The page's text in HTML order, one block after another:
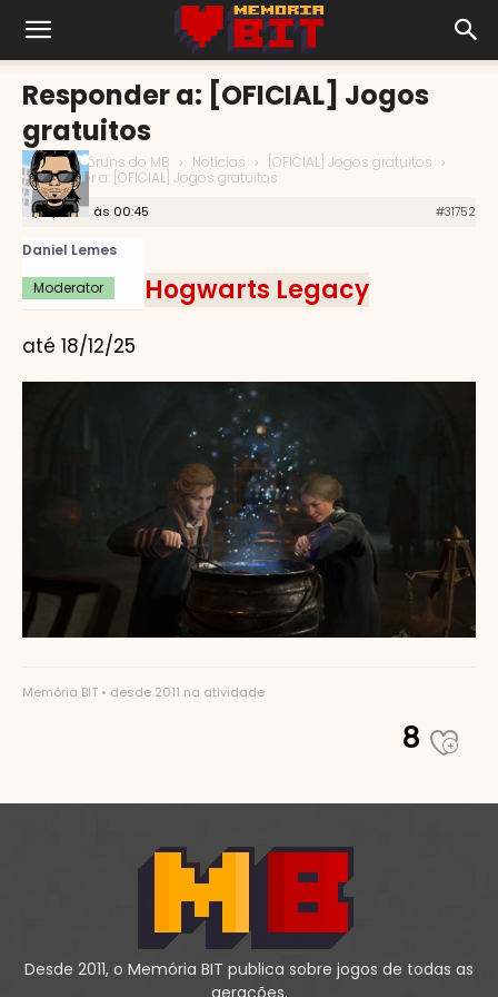
Responder a: [OFICIAL] Jogos
gratuitos
Início › Fóruns do MB › Notícias › [OFICIAL] Jogos gratuitos ›
Responder a: [OFICIAL] Jogos gratuitos
12/12/2025 às 00:45 #31752
Daniel Lemes
Moderator
Hogwarts Legacy
até 18/12/25
Memória BIT • desde 2011 na atividade
8
Desde 2011, o Memória BIT publica sobre jogos de todas as
gerações.